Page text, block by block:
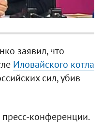
заявил, что
Иловайского котла
сил, убив
конференции.